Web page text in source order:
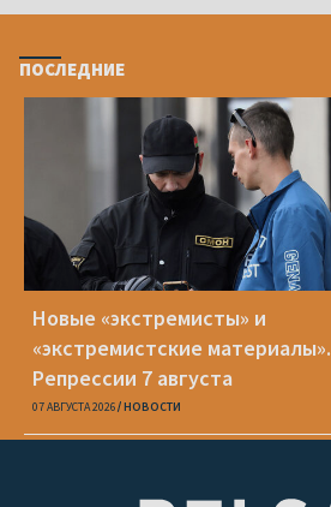
ПОСЛЕДНИЕ
Новые «экстремисты» и
«экстремистские материалы».
Репрессии 7 августа
07 АВГУСТА 2026 НОВОСТИ